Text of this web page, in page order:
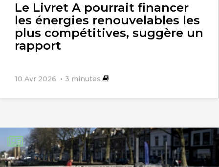
Le Livret A pourrait financer
les énergies renouvelables les
plus compétitives, suggère un
rapport
10 Avr 2026 3 minutes